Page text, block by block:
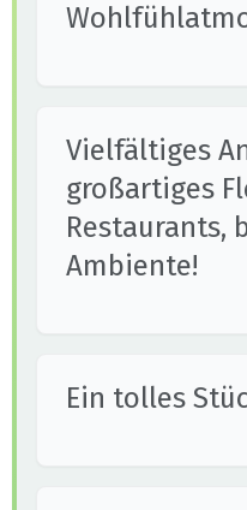
Vielfältiges
großartiges
Restaurants,
Ambiente!
Ein tolles